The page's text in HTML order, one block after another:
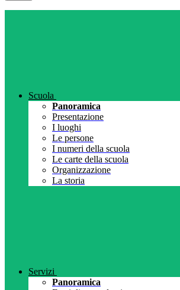
Scuola
Panoramica
Presentazione
I luoghi
Le persone
I numeri della scuola
Le carte della scuola
Organizzazione
La storia
Servizi
Panoramica